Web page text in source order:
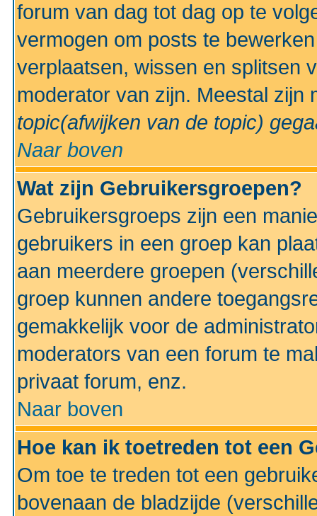
forum van dag tot dag op te
vermogen om posts te
verplaatsen, wissen en splitsen
moderator van zijn. Meestal
topic(afwijken van de topic)
Naar boven
Wat zijn Gebruikersgroepen?
Gebruikersgroeps zijn een
gebruikers in een groep kan
aan meerdere groepen
groep kunnen andere
gemakkelijk voor de
moderators van een forum te
privaat forum, enz.
Naar boven
Hoe kan ik toetreden tot een
Om toe te treden tot een
bovenaan de bladzijde